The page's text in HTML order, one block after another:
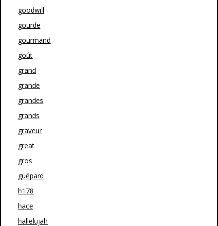
goodwill
gourde
gourmand
goût
grand
grande
grandes
grands
graveur
great
gros
guépard
h178
hace
hallelujah